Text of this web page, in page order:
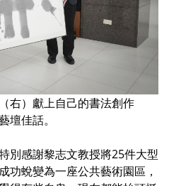
右）獻上自己的書法創作
壇佳話。
別感謝黎志文教授將25件大型
功蛻變為一座公共藝術園區，